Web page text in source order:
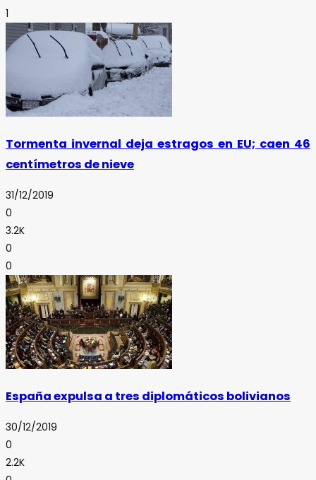
1
Tormenta invernal deja estragos en EU; caen 46
centímetros de nieve
31/12/2019
0
3.2K
0
0
España expulsa a tres diplomáticos bolivianos
30/12/2019
0
2.2K